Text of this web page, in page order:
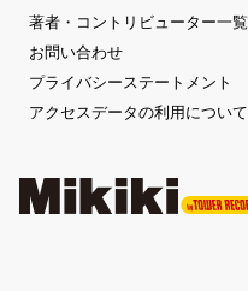
著者・コントリビューター一覧
お問い合わせ
プライバシーステートメント
アクセスデータの利用について